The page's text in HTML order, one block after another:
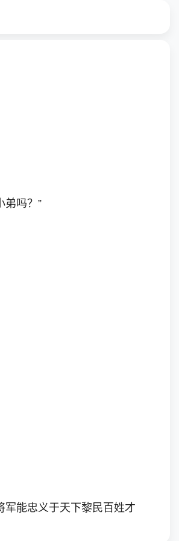
吗？”
能忠义于天下黎民百姓才